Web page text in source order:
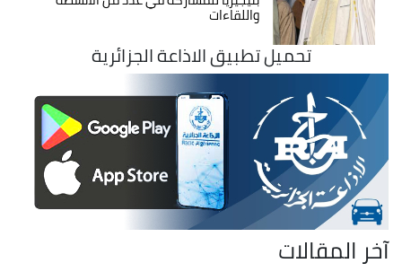
واللقاءات
تحميل تطبيق الاذاعة الجزائرية
آخر المقالات